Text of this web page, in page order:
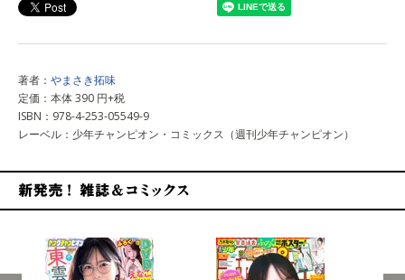
著者： やまさき拓味
定価：本体 390 円+税
ISBN：978-4-253-05549-9
レーベル：少年チャンピオン・コミックス（週刊少年チャンピオン）